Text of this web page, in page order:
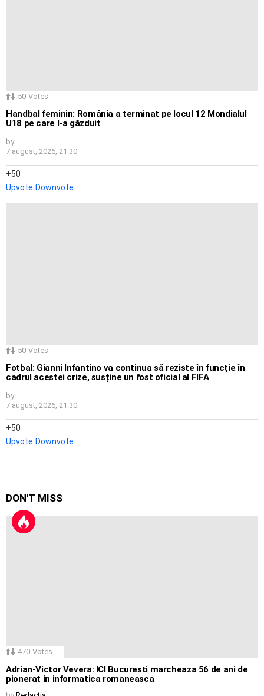
50 Votes
Handbal feminin: România a terminat pe locul 12 Mondialul
U18 pe care l-a găzduit
by
7 august, 2026, 21:30
50
Upvote Downvote
50 Votes
Fotbal: Gianni Infantino va continua să reziste în funcție în
cadrul acestei crize, susține un fost oficial al FIFA
by
7 august, 2026, 21:30
50
Upvote Downvote
DON'T MISS
470 Votes
Adrian-Victor Vevera: ICI Bucuresti marcheaza 56 de ani de
pionerat in informatica romaneasca